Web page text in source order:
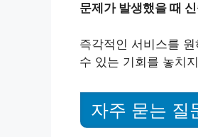
문제가 발생했을 때
즉각적인 서비스를
수 있는 기회를 놓치
자주 묻는 질